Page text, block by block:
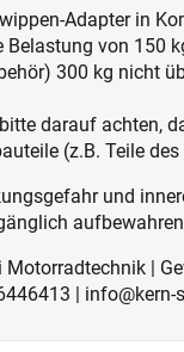
Adapter in
von 150
300 kg nicht
darauf achten,
(z.B. Teile
und
Motorradtechnik |
|